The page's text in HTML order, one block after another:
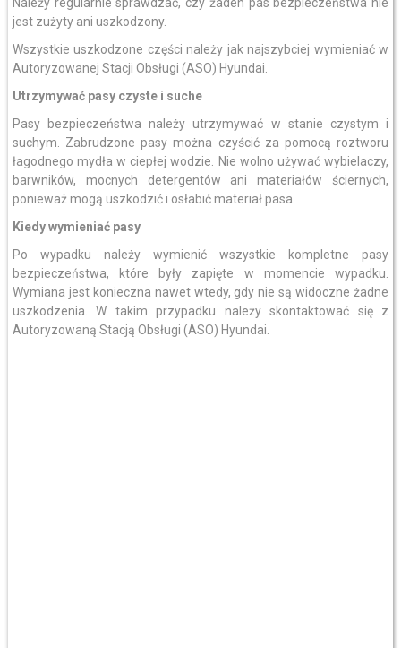
jest zużyty ani uszkodzony.
Wszystkie uszkodzone części należy jak najszybciej wymieniać w
Autoryzowanej Stacji Obsługi (ASO) Hyundai.
Utrzymywać pasy czyste i suche
Pasy bezpieczeństwa należy utrzymywać w stanie czystym i
suchym. Zabrudzone pasy można czyścić za pomocą roztworu
łagodnego mydła w ciepłej wodzie. Nie wolno używać wybielaczy,
barwników, mocnych detergentów ani materiałów ściernych,
ponieważ mogą uszkodzić i osłabić materiał pasa.
Kiedy wymieniać pasy
Po wypadku należy wymienić wszystkie kompletne pasy
bezpieczeństwa, które były zapięte w momencie wypadku.
Wymiana jest konieczna nawet wtedy, gdy nie są widoczne żadne
uszkodzenia. W takim przypadku należy skontaktować się z
Autoryzowaną Stacją Obsługi (ASO) Hyundai.